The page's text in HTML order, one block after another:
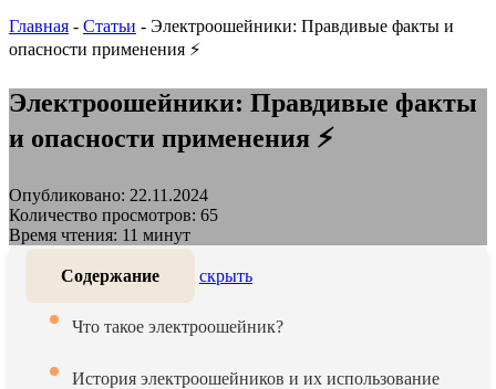
Главная - Статьи - Электроошейники: Правдивые факты и
опасности применения ⚡
Электроошейники: Правдивые факты
и опасности применения ⚡
Опубликовано: 22.11.2024
Количество просмотров: 65
Время чтения: 11 минут
Содержание скрыть
Что такое электроошейник?
История электроошейников и их использование